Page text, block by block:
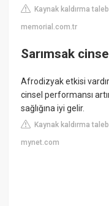
Kaynak kaldırma
memorial.com.tr
Sarımsak
Afrodizyak etkisi
cinsel performansı
sağlığına iyi gelir.
Kaynak kaldırma
mynet.com